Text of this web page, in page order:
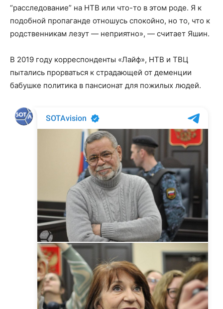
“расследование” на НТВ или что-то в этом роде. Я к
подобной пропаганде отношусь спокойно, но то, что к
родственникам лезут — неприятно», — считает Яшин.
В 2019 году корреспонденты «Лайф», НТВ и ТВЦ
пытались прорваться к страдающей от деменции
бабушке политика в пансионат для пожилых людей.